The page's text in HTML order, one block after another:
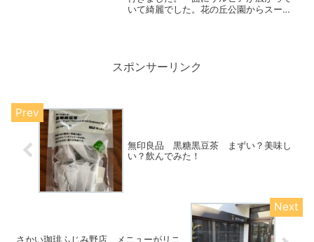
いて綺麗でした。花の丘公園からスーパ
スポンサーリンク
無印良品 黒糖黒豆茶 まずい？美味し
い？飲んでみた！
さかい珈琲ふじみ野店 メニューがリニ